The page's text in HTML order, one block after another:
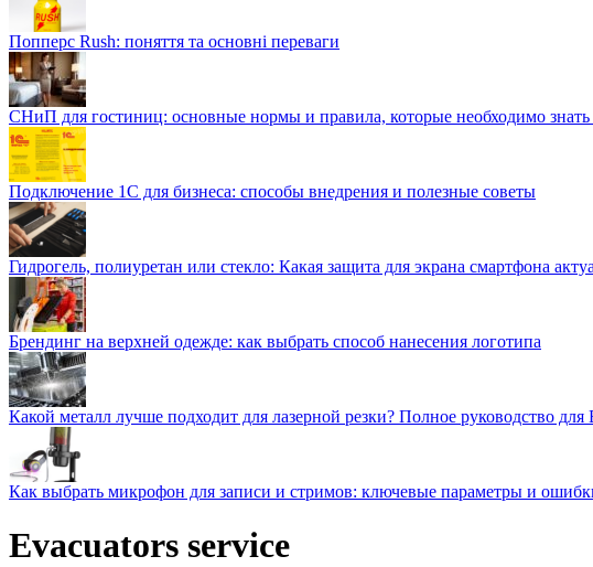
Попперс Rush: поняття та основні переваги
СНиП для гостиниц: основные нормы и правила, которые необходимо знать
Подключение 1С для бизнеса: способы внедрения и полезные советы
Гидрогель, полиуретан или стекло: Какая защита для экрана смартфона
Брендинг на верхней одежде: как выбрать способ нанесения логотипа
Какой металл лучше подходит для лазерной резки? Полное руководство для
Как выбрать микрофон для записи и стримов: ключевые параметры и
Evacuators service